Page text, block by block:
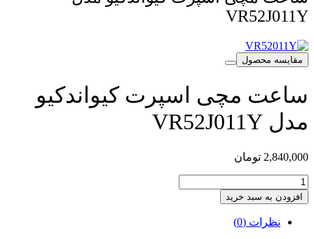
VR52J011Y
مقایسه محصول
ساعت مچی اسپرت کیواندکیو
مدل VR52J011Y
2,840,000 تومان
ساعت
مچی
اسپرت
کیواندکیو
افزودن به سبد خرید
نظرات (0)